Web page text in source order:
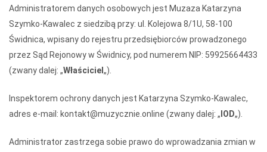
Administratorem danych osobowych jest Muzaza Katarzyna
Szymko-Kawalec z siedzibą przy: ul. Kolejowa 8/1U, 58-100
Świdnica, wpisany do rejestru przedsiębiorców prowadzonego
przez Sąd Rejonowy w Świdnicy, pod numerem NIP: 59925664433
(zwany dalej: „Właściciel „).
Inspektorem ochrony danych jest Katarzyna Szymko-Kawalec,
adres e-mail: kontakt@muzycznie.online (zwany dalej: „ IOD„).
Administrator zastrzega sobie prawo do wprowadzania zmian w